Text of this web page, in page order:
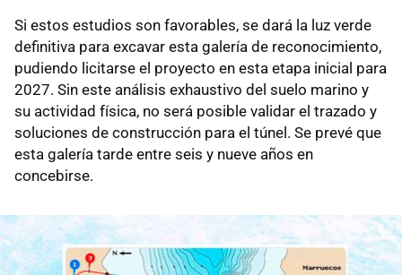
Si estos estudios son favorables, se dará la luz verde
definitiva para excavar esta galería de reconocimiento,
pudiendo licitarse el proyecto en esta etapa inicial para
2027. Sin este análisis exhaustivo del suelo marino y
su actividad física, no será posible validar el trazado y
soluciones de construcción para el túnel. Se prevé que
esta galería tarde entre seis y nueve años en
concebirse.